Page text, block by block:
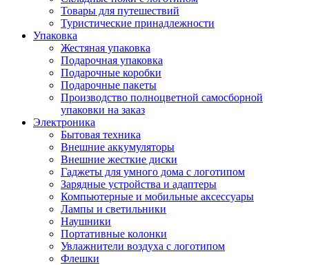
Товары для путешествий
Туристические принадлежности
Упаковка
Жестяная упаковка
Подарочная упаковка
Подарочные коробки
Подарочные пакеты
Производство полноцветной самосборной
упаковки на заказ
Электроника
Бытовая техника
Внешние аккумуляторы
Внешние жесткие диски
Гаджеты для умного дома с логотипом
Зарядные устройства и адаптеры
Компьютерные и мобильные аксессуары
Лампы и светильники
Наушники
Портативные колонки
Увлажнители воздуха с логотипом
Флешки